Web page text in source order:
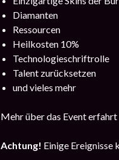
Diamanten
Ressourcen
Heilkosten 10%
Technologieschriftrolle
Talent zurücksetzen
und vieles mehr
Mehr über das Event
Achtung! Einige Ereignisse